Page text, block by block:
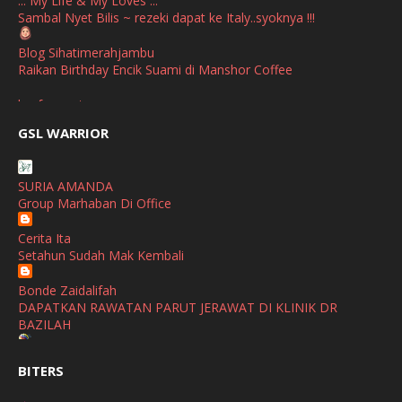
September
April
January
November
October
August
July
June
Sambal Nyet Bilis ~ rezeki dapat ke Italy..syoknya !!!
Blog Sihatimerahjambu
Raikan Birthday Encik Suami di Manshor Coffee
broframestone
Buatan Malaysia
SHALIMAR YUSOF
Selamat Maju Jaya Untuk Puan Intan
Show All
GSL WARRIOR
SURIA AMANDA
Group Marhaban Di Office
Cerita Ita
Setahun Sudah Mak Kembali
Bonde Zaidalifah
DAPATKAN RAWATAN PARUT JERAWAT DI KLINIK DR
BAZILAH
Huawei Pura 90s Series & Huawei Freeclip 2 S Now Available
BITERS